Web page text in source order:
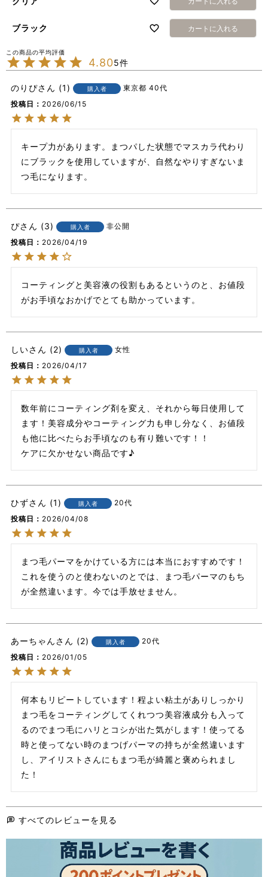
ブラック カートに入れる
4.805
のりぴ 1 購入者 東京都 40代
投稿日
2026/06/15
キープ力があります。まつパした状態でマスカラ代わり
にブラックを使用していますが、自然なやりすぎないま
つ毛になります。
ぴ 3 購入者
非公開
投稿日
2026/04/19
コーティングと美容液の役割もあるというのと、お値段
がお手頃なおかげでとても助かっています。
しい 2 購入者
女性
投稿日
2026/04/17
数年前にコーティング剤を変え、それから毎日使用して
ます！美容成分やコーティング力も申し分なく、お値段
も他に比べたらお手頃なのも有り難いです！！
ケアに欠かせない商品です♪
ひず 1 購入者
20代
投稿日
2026/04/08
まつ毛パーマをかけている方には本当におすすめです！
これを使うのと使わないのとでは、まつ毛パーマのもち
が全然違います。今では手放せません。
あーちゃん 2 購入者
20代
投稿日
2026/01/05
何本もリピートしています！程よい粘土がありしっかり
まつ毛をコーティングしてくれつつ美容液成分も入って
るのでまつ毛にハリとコシが出た気がします！使ってる
時と使ってない時のまつげパーマの持ちが全然違います
し、アイリストさんにもまつ毛が綺麗と褒められまし
た！
すべてのレビューを見る